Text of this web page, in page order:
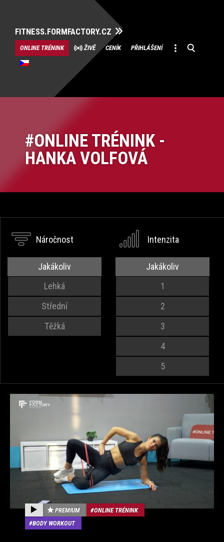
FITNESS.FORMFACTORY.CZ
Přeskočit
na
obsah
ONLINE TRÉNINK ŽIVĚ CENÍK PŘIHLÁŠENÍ
ONLINE TRÉNINK -
HANKA VOLFOVÁ
Náročnost
Jakákoliv
Lehká
Střední
Těžká
Intenzita
Jakákoliv
1
2
3
4
5
PREMIUM
ONLINE TRÉNINK
BODY WORKOUT